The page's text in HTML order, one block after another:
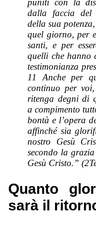
puniti con la
dalla faccia
della sua
quel giorno, per
santi, e per
quelli che hanno
testimonianza
11 Anche per
continuo per
ritenga degni di
a compimento
bontà e l’opera
affinché sia
nostro Gesù
secondo la
Gesù Cristo.”
Quanto
sarà il